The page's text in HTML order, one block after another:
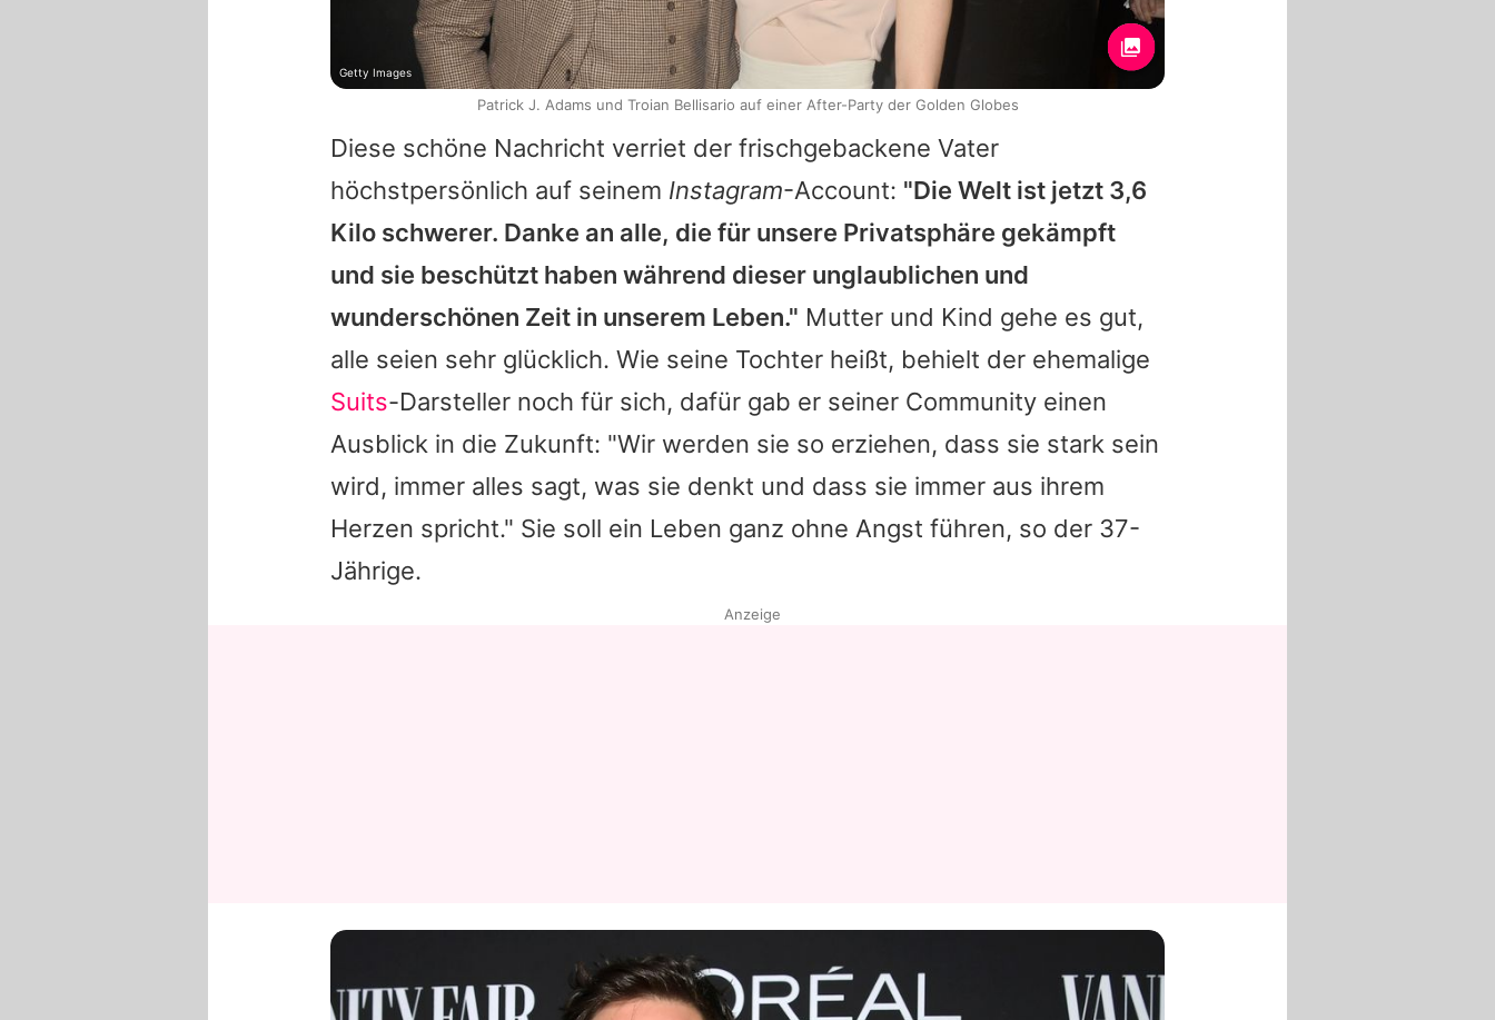
Diese schöne Nachricht verriet der frischgebackene Vater
höchstpersönlich auf seinem Instagram-Account: "Die Welt ist jetzt 3,6
Kilo schwerer. Danke an alle, die für unsere Privatsphäre gekämpft
und sie beschützt haben während dieser unglaublichen und
wunderschönen Zeit in unserem Leben." Mutter und Kind gehe es gut,
alle seien sehr glücklich. Wie seine Tochter heißt, behielt der ehemalige
Suits-Darsteller noch für sich, dafür gab er seiner Community einen
Ausblick in die Zukunft: "Wir werden sie so erziehen, dass sie stark sein
wird, immer alles sagt, was sie denkt und dass sie immer aus ihrem
Herzen spricht." Sie soll ein Leben ganz ohne Angst führen, so der 37-
Jährige.
Getty Images
Patrick J. Adams und Troian Bellisario auf einer After-Party der Golden Globes
Anzeige